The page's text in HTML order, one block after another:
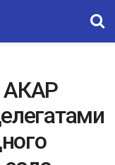
АКАР